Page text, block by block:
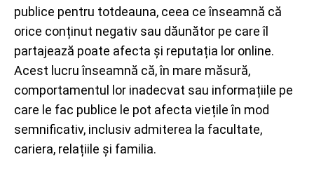
publice pentru totdeauna, ceea ce înseamnă că
orice conținut negativ sau dăunător pe care îl
partajează poate afecta și reputația lor online.
Acest lucru înseamnă că, în mare măsură,
comportamentul lor inadecvat sau informațiile pe
care le fac publice le pot afecta viețile în mod
semnificativ, inclusiv admiterea la facultate,
cariera, relațiile și familia.